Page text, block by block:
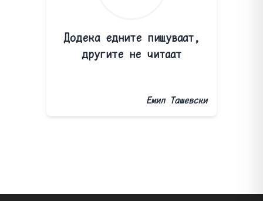
Додека едните пишуваат,
другите не читаат
Емил Ташевски